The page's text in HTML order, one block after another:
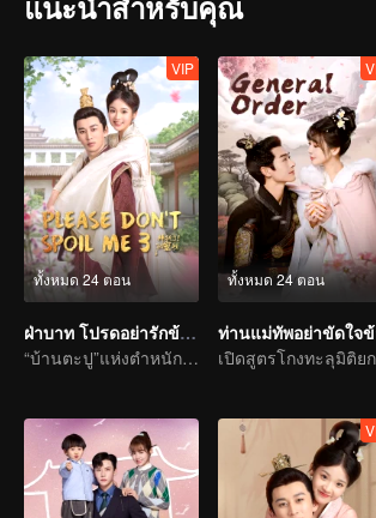
ทั้งหมด 24 ตอน
VIP
ฝ่าบาท โปรดอย่ารักข้า ภาค3
“บ้านตะปู”แห่งตำหนักเย็นชวนเขย่าใจผู้คน
ทั้งหมด 24 ตอน
ท่านแม่ทัพอย่าขัดใจ